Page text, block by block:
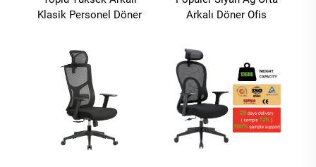
Klasik Personel Döner
Ağ Koltukları Sillas De
Oficina
Arkalı Döner Ofis
Ergonomik Koltuk Ev İçi
Desklere